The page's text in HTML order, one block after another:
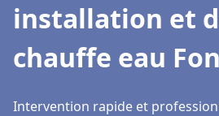
installation et
chauffe eau
Intervention rapide et